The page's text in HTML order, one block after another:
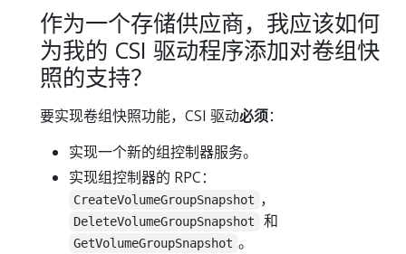
作为一个存储供应商，我应该如何
为我的 CSI 驱动程序添加对卷组快
照的支持？
要实现卷组快照功能，CSI 驱动必须：
实现一个新的组控制器服务。
实现组控制器的 RPC：
CreateVolumeGroupSnapshot ，
DeleteVolumeGroupSnapshot 和
GetVolumeGroupSnapshot 。